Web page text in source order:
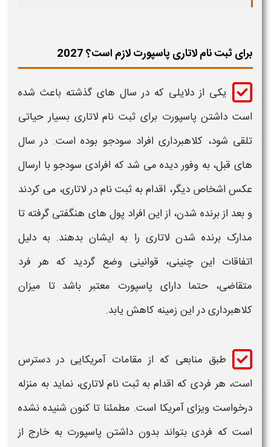
برای ثبت نام لاتاری پاسپورت لازم است؟ 2027
یکی از دلایلی که در سال های گذشته باعث شده
است داشتن پاسپورت برای ثبت نام لاتاری بسیار حیاتی
تلقی شود، کلاهبرداری افراد سودجو بوده است. در سال
های قبل، به وفور دیده می شد که افرادی سودجو با ارسال
عکس اشخاص دیگر، اقدام به ثبت نام در لاتاری، می کردند
و بعد از برنده شدن، از این افراد پول های هنگفتی گرفته تا
مدارک برنده شدنلاتاری را به ایشان بدهند. به دلیل
اتفاقات این چنینی، قوانینی وضع گردید که هر فرد
متقاضی، حتما دارایپاسپورت معتبر باشد تا میزان
کلاهبرداری در این زمینه کاهش یابد.
طبق منابعی که از مقامات آمریکایی در دسترس
است، هر فردی که اقدام بهثبت نام لاتاری، نماید به منزله
درخواست ویزایآمریکا است. مطمئنا تا کنون شنیده نشده
است که فردی بتواندبدون داشتن پاسپورت به خارج از